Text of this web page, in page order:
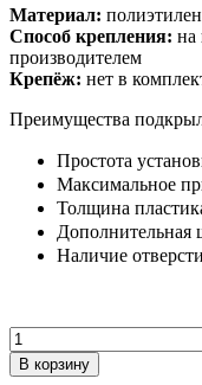
Материал:
Способ крепления: на
производителем
Крепёж: нет в
Преимущества
Простота
Максимальное
Толщина
Дополнительная
Наличие
Количество
В корзину